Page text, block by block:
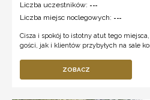
Liczba uczestników: ---
Liczba miejsc noclegowych: ---
Cisza i spokój to istotny atut tego
gości, jak i klientów przybyłych na sale
ZOBACZ